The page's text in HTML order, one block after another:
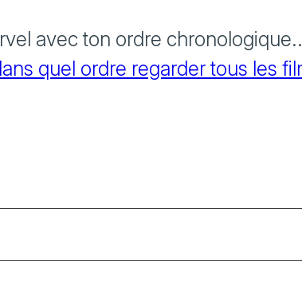
avec ton ordre
quel ordre regarder tous les